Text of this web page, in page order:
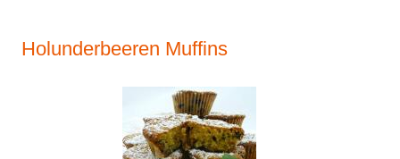
Holunderbeeren Muffins